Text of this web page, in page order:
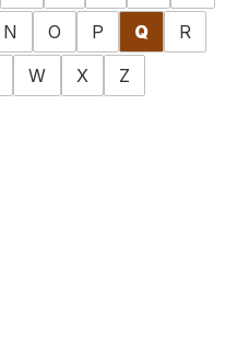
N O P Q
R
W X Z